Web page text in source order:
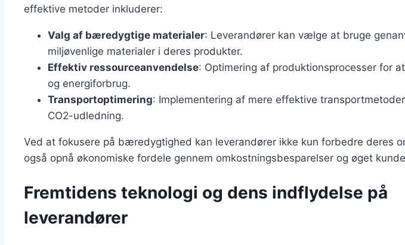
effektive metoder inkluderer:
Valg af bæredygtige materialer: Leverandører kan vælge at bruge
miljøvenlige materialer i deres produkter.
Effektiv ressourceanvendelse: Optimering af produktionsprocesser for
og energiforbrug.
Transportoptimering: Implementering af mere effektive
CO2-udledning.
Ved at fokusere på bæredygtighed kan leverandører ikke kun forbedre deres
også opnå økonomiske fordele gennem omkostningsbesparelser og øget
Fremtidens teknologi og dens indflydelse på
leverandører